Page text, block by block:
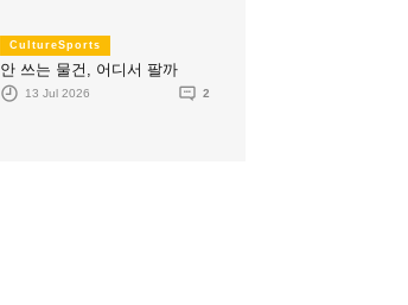
CultureSports
안 쓰는 물건, 어디서 팔까
13 Jul 2026 2